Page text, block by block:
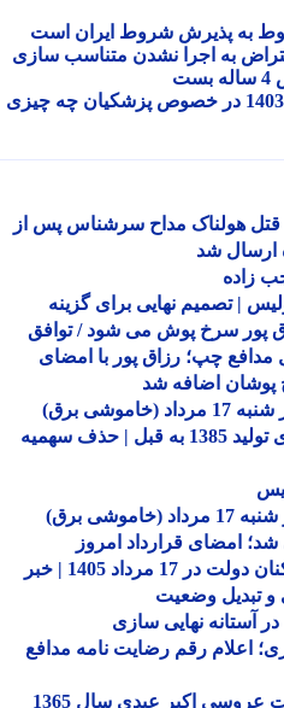
به پذیرش شروط ایران است
به اجرا نشدن متناسب سازی
شهید علی لاریجانی در اربعین 1403 در خصوص پزشکیان چه چیزی
هولناک مداح سرشناس پس از
شد
| تصمیم نهایی برای گزینه
سرخ پوش می شود / توافق
چپ؛ رزاق پور با امضای
اضافه شد
محدودیت تردد برای خودرو های تولید 1385 به قبل | حذف سهمیه
امضای قرارداد امروز
آخرین وضعیت ساماندهی کارکنان دولت در 17 مرداد 1405 | خبر
وضعیت
نهایی سازی
اعلام رقم رضایت نامه مدافع
ببینید| فیلمی از عروسی و کارت عروسی اکبر عبدی سال 1365